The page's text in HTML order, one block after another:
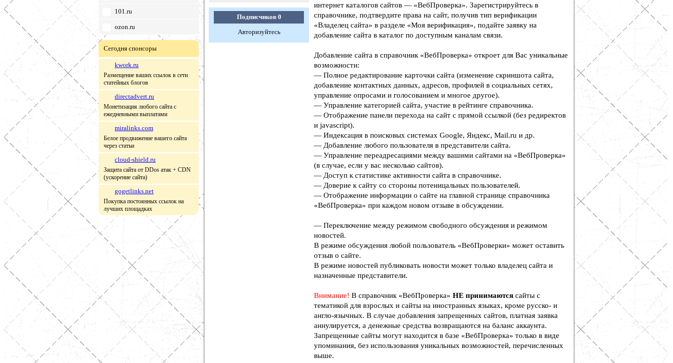
101.ru
ozon.ru
Сегодня спонсоры
kwork.ru
Размещение ваших ссылок в сети
статейных блогов
directadvert.ru
Монетизация любого сайта с
ежедневными выплатами
miralinks.com
Белое продвижение вашего сайта
через статьи
cloud-shield.ru
Защита сайта от DDos атак + CDN
(ускорение сайта)
gogetlinks.net
Покупка постоянных ссылок на
лучших площадках
Подписчиков 0
Авторизуйтесь
интернет каталогов сайтов — «ВебПроверка». Зарегистрируйтесь в
справочнике, подтвердите права на сайт, получив тип верификации
«Владелец сайта» в разделе «Моя верификация», подайте заявку на
добавление сайта в каталог по доступным каналам связи.
Добавление сайта в справочник «ВебПроверка» откроет для Вас уникальные
возможности:
— Полное редактирование карточки сайта (изменение скриншота сайта,
добавление контактных данных, адресов, профилей в социальных сетях,
управление опросами и голосованием и многое другое).
— Управление категорией сайта, участие в рейтинге справочника.
— Отображение панели перехода на сайт с прямой ссылкой (без редиректов
и javascript).
— Индексация в поисковых системах Google, Яндекс, Mail.ru и др.
— Добавление любого пользователя в представители сайта.
— Управление переадресациями между вашими сайтами на «ВебПроверка»
(в случае, если у вас несколько сайтов).
— Доступ к статистике активности сайта в справочнике.
— Доверие к сайту со стороны потеницальных пользователей.
— Отображение информации о сайте на главной странице справочника
«ВебПроверка» при каждом новом отзыве в обсуждении.
— Переключение между режимом свободного обсуждения и режимом
новостей.
В режиме обсуждения любой пользователь «ВебПроверки» может оставить
отзыв о сайте.
В режиме новостей публиковать новости может только владелец сайта и
назначенные представители.
Внимание! В справочник «ВебПроверка» НЕ принимаются сайты с
тематикой для взрослых и сайты на иностранных языках, кроме русско- и
англо-язычных. В случае добавления запрещенных сайтов, платная заявка
аннулируется, а денежные средства возвращаются на баланс аккаунта.
Запрещенные сайты могут находится в базе «ВебПроверка» только в виде
упоминания, без использования уникальных возможностей, перечисленных
выше.